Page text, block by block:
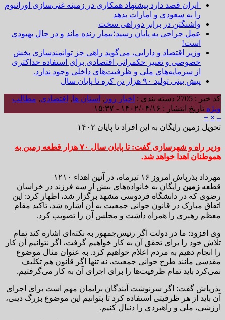
ایران قصد دارد پیشنهاد همکاری در زمینه غنی‌سازی اورانیوم
را به سعودی و امارات بدهد
واشنگتن در برابر دوراهی سخت
عمل جراحی به پایان رسید؛بیمار زنده ماند و در حال بهبودی
است!
وزیر اقتصاد و دارایی، می‌گوید راهی جز توانمندسازی بخش
خصوصی و تغییر حکمرانی اقتصادی برای استفاده حداکثری
از سرمایه‌های ملی و ظرفیت‌های داخلی وجود ندارد.
پیش بینی تولید ۹۰ هزار تن کره تا پایان سال
کد خبر : 2705 دسته بندی : اخبار روز , استان ها, اقتصادی, مطالب
ویژه تاریخ انتشار : ۱۴۰۲/۰۴/۱۶ - ۱۵:۳۷
–
×
+
تحویل زمین رایگان به این افراد تا پایان ۱۴۰۲
وزیر راه و شهرسازی گفت: تا پایان سال ۷۰ هزار قطعه زمین به
هموطنان اهدا خواهد شد.
مهرداد بذرپاش امروز ۱۶ تیرماه، در آئین اهداء ۱۲۱۰
قطعه زمین رایگان به خانواده‌های بیش از سه فرزند در خراسان
رضوی که در دانشگاه فردوسی مشهد برگزار شد، اظهار کرد: این
اتفاق مبارک در قانون جوانی جمعیت به آن اشاره شد، تاکید مقام
معظم رهبری را همراه داشت و مجلس آن را تصویب کرد.
وی افزود: ما در دولت اگر رئیس‌جمهور به نکته‌ای اشاره کند تمام
تلاش خود را برای تحقق آن به کار خواهیم گرفت، اگر نتوانیم آن کار
را انجام دهیم به مردم اعلام خواهیم کرد. به عنوان مثال موضوع
مقدسی مانند طرح جوانی جمعیت، نه تنها اگر قانون هم تکلیف
نمی‌کرد باید تمام ظرفیت‌ها را برای اجرای آن به کار می‌گرفتیم.
بذرپاش گفت: اگر سرنوشت آیندگان برایمان مهم است برای اجرای
آن باید از هر ظرفیتی استفاده کرد تا بتوانیم این موضوع بزرگ دینی،
ارزشی، ملی و راهبردی را دنبال کنیم.